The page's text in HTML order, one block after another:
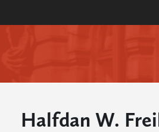
Halfdan W.